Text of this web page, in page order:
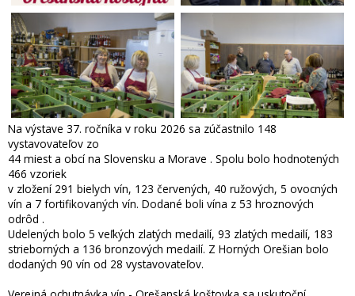
Na výstave 37. ročníka v roku 2026 sa zúčastnilo 148
vystavovateľov zo
44 miest a obcí na Slovensku a Morave . Spolu bolo hodnotených
466 vzoriek
v zložení 291 bielych vín, 123 červených, 40 ružových, 5 ovocných
vín a 7 fortifikovaných vín. Dodané boli vína z 53 hroznových
odrôd .
Udelených bolo 5 veľkých zlatých medailí, 93 zlatých medailí, 183
strieborných a 136 bronzových medailí. Z Horných Orešian bolo
dodaných 90 vín od 28 vystavovateľov.